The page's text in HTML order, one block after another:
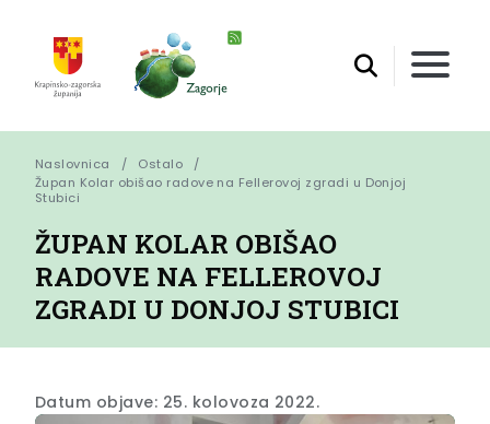
Naslovnica
Ostalo
Župan Kolar obišao radove na Fellerovoj zgradi u Donjoj
Stubici
ŽUPAN KOLAR OBIŠAO
RADOVE NA FELLEROVOJ
ZGRADI U DONJOJ STUBICI
Datum objave: 25. kolovoza 2022.